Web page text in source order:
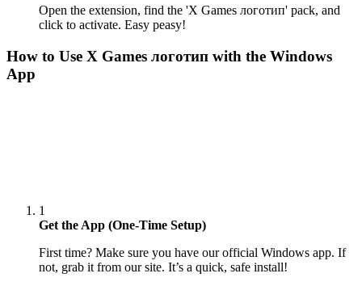
Open the extension, find the 'X Games логотип' pack, and
click to activate. Easy peasy!
How to Use X Games логотип with the Windows
App
1
Get the App (One-Time Setup)
First time? Make sure you have our official Windows app. If
not, grab it from our site. It’s a quick, safe install!